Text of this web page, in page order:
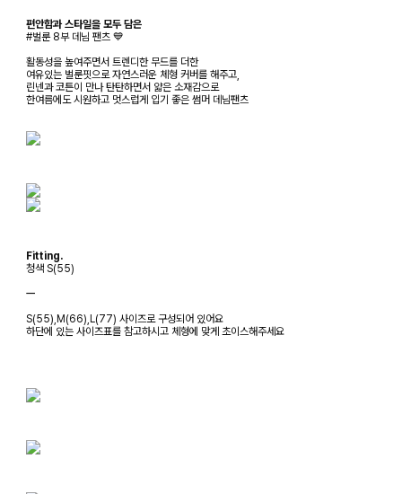
편안함과 스타일을 모두 담은
#벌룬 8부 데님 팬츠 💙
활동성을 높여주면서 트렌디한 무드를 더한
여유있는 벌룬핏으로 자연스러운 체형 커버를 해주고,
린넨과 코튼이 만나 탄탄하면서 얇은 소재감으로
한여름에도 시원하고 멋스럽게 입기 좋은 썸머 데님팬츠
Fitting.
청색 S(55)
ㅡ
S(55),M(66),L(77) 사이즈로 구성되어 있어요
하단에 있는 사이즈표를 참고하시고 체형에 맞게 초이스해주세요